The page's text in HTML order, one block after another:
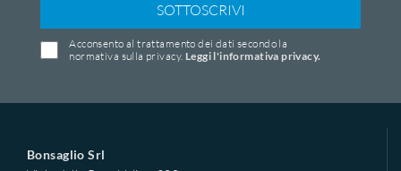
SOTTOSCRIVI
Acconsento al trattamento dei dati secondo la
normativa sulla privacy. Leggi l'informativa privacy.
Bonsaglio Srl